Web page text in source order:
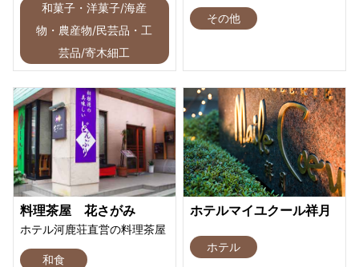
和菓子・洋菓子/海産
物・農産物/民芸品・工
芸品/寄木細工
その他
料理茶屋 花さがみ
ホテル河鹿荘直営の料理茶屋
和食
ホテルマイユクール祥月
ホテル